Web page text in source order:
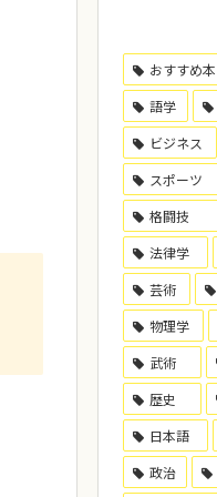
おすすめ本
語学
ビジネス
スポーツ
格闘技
法律学
芸術
物理学
武術
歴史
日本語
政治